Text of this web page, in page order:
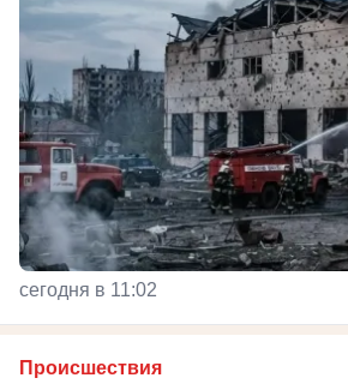
сегодня в 11:02
Происшествия